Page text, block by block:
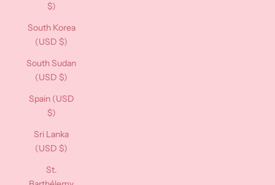
$)
South Korea
(USD $)
South Sudan
(USD $)
Spain (USD
$)
Sri Lanka
(USD $)
St.